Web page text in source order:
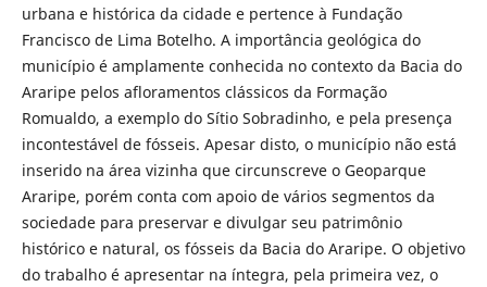
urbana e histórica da cidade e pertence à Fundação
Francisco de Lima Botelho. A importância geológica do
município é amplamente conhecida no contexto da Bacia do
Araripe pelos afloramentos clássicos da Formação
Romualdo, a exemplo do Sítio Sobradinho, e pela presença
incontestável de fósseis. Apesar disto, o município não está
inserido na área vizinha que circunscreve o Geoparque
Araripe, porém conta com apoio de vários segmentos da
sociedade para preservar e divulgar seu patrimônio
histórico e natural, os fósseis da Bacia do Araripe. O objetivo
do trabalho é apresentar na íntegra, pela primeira vez, o